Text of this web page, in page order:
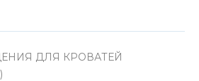
ДЛЯ КРОВАТЕЙ